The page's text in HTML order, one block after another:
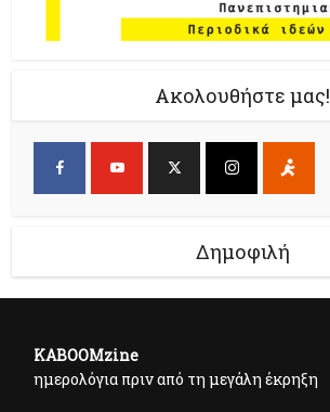
Ακολουθήστε μας!
Δημοφιλή
KABOOMzine
ημερολόγια πριν από τη μεγάλη έκρηξη